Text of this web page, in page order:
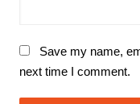
Save my name,
next time I comment.